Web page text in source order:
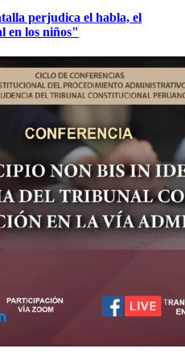
perjudica el habla, el
en los niños"